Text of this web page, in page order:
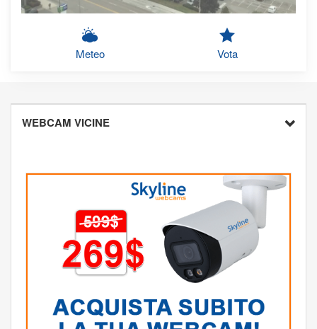
Meteo Vota
WEBCAM VICINE